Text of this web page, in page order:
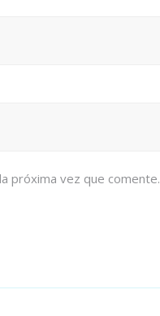
próxima vez que comente.